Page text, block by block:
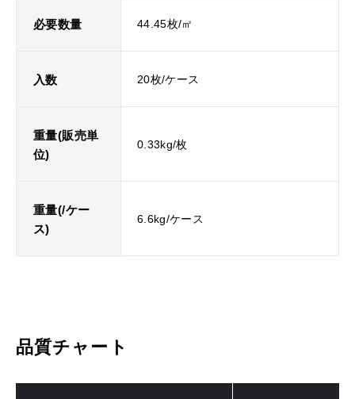
必要数量 44.45枚/㎡
入数 20枚/ケース
重量(販売単
位)
0.33kg/枚
重量(/ケー
ス)
6.6kg/ケース
品質チャート